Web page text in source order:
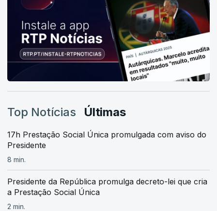
Top Notícias Últimas
17h Prestação Social Única promulgada com aviso do
Presidente
8 min.
Presidente da República promulga decreto-lei que cria
a Prestação Social Única
2 min.